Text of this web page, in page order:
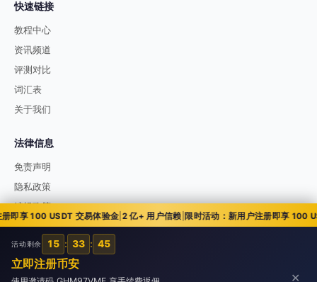
快速链接
教程中心
资讯频道
评测对比
词汇表
关于我们
法律信息
免责声明
隐私政策
编辑政策
© 2026 51币讯 51bixun.com. All rights reserved.
享 100 USDT 交易体验金|2 亿+ 用户信赖|限时活动：新用户注册即享 100
活动剩余 15 : 33 : 43
立即注册币安
✕